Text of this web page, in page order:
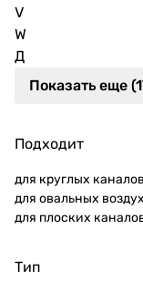
V
W
Д
Показать еще
Подходит
для круглых каналов
для овальных
для плоских
Тип